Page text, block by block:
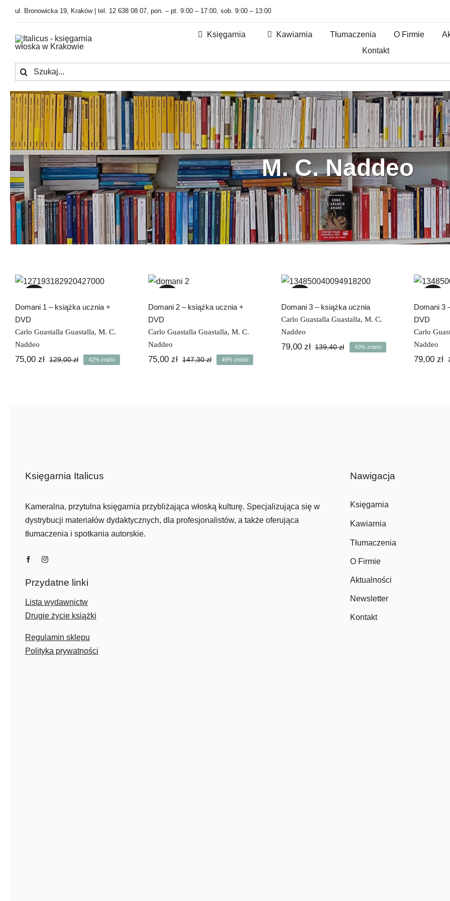
Przejdź
zawartości
ul. Bronowicka 19, Kraków | tel. 12 638 08 07, pon. – pt. 9:00 – 17:00, sob. 9:00 – 13:00
Księgarnia Kawiarnia Tłumaczenia O Firmie
Kontakt
Szukaj
M. C. Naddeo
Domani 1 – książka
ucznia + DVD
Domani 1 – książka ucznia +
DVD
Carlo Guastalla Guastalla, M. C.
Naddeo
129,00złPierwotna
75,00 zł
Aktualna
42% zniżki
Domani 2 – książka
ucznia + DVD
Domani 2 – książka ucznia +
DVD
Carlo Guastalla Guastalla, M. C.
Naddeo
147,30złPierwotna
75,00 zł
Aktualna
49% zniżki
Domani 3 – książka
ucznia
Domani 3 – książka ucznia
Carlo Guastalla Guastalla, M. C.
Naddeo
139,40złPierwotna
79,00 zł
Aktualna
43% zniżki
Domani 3
DVD
Carlo
Naddeo
79,00zł
Księgarnia Italicus
Kameralna, przytulna księgarnia przybliżająca włoską kulturę. Specjalizująca się w
dystrybucji materiałów dydaktycznych, dla profesjonalistów, a także oferująca
tłumaczenia i spotkania autorskie.
Przydatne linki
Lista wydawnictw
Drugie życie książki
Regulamin sklepu
Polityka prywatności
Nawigacja
Księgarnia
Kawiarnia
Tłumaczenia
O Firmie
Aktualności
Newsletter
Kontakt